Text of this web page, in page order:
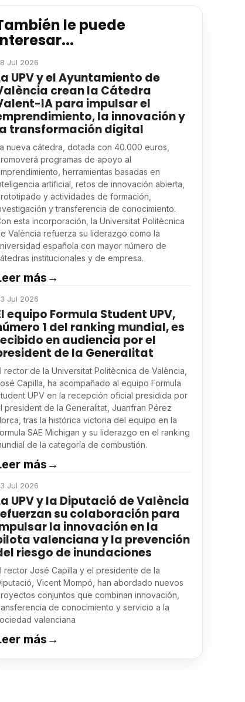
le puede
Jul 2026
UPV y el Ayuntamiento de
crean la Cátedra
IA para impulsar el
la innovación y
transformación digital
nueva cátedra, dotada con 40.000 euros,
programas de apoyo al
herramientas basadas en
artificial, retos de innovación abierta,
y actividades de formación,
y transferencia de conocimiento.
esta incorporación, la Universitat Politècnica
València refuerza su liderazgo como la
española con mayor número de
institucionales y de empresa.
más →
Jul 2026
equipo Formula Student UPV,
1 del ranking mundial, es
en audiencia por el
de la Generalitat
rector de la Universitat Politècnica de València,
Capilla, ha acompañado al equipo Formula
UPV en la recepción oficial presidida por
president de la Generalitat, Juanfran Pérez
tras la histórica victoria del equipo en la
SAE Michigan y su liderazgo en el ranking
de la categoría de combustión.
más →
Jul 2026
UPV y la Diputació de València
su colaboración para
la innovación en la
valenciana y la prevención
riesgo de inundaciones
rector José Capilla y el presidente de la
Vicent Mompó, han abordado nuevos
conjuntos que combinan innovación,
de conocimiento y servicio a la
valenciana
más →